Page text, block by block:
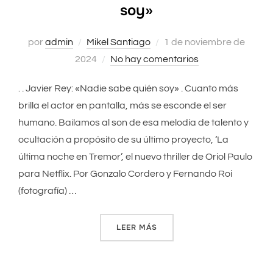
soy»
poradmin Mikel Santiago
Publicado
el
1 de noviembre de
2024
No hay comentarios
. . Javier Rey: «Nadie sabe quién soy» . Cuanto más
brilla el actor en pantalla, más se esconde el ser
humano. Bailamos al son de esa melodía de talento y
ocultación a propósito de su último proyecto, ‘La
última noche en Tremor’, el nuevo thriller de Oriol Paulo
para Netflix. Por Gonzalo Cordero y Fernando Roi
(fotografía) …
LEER MÁS